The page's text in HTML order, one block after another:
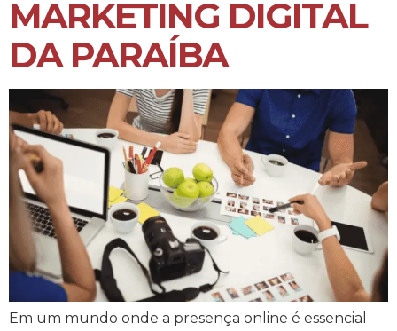
MARKETING DIGITAL
DA PARAÍBA
Em um mundo onde a presença online é essencial